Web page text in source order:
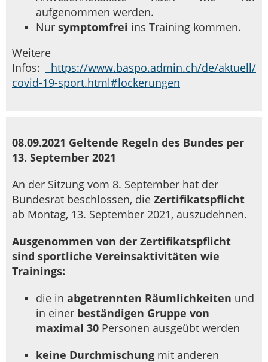
aufgenommen werden.
Nur symptomfrei ins Training kommen.
Weitere
Infos:
https://www.baspo.admin.ch/de/aktuell/
covid-19-sport.html#lockerungen
08.09.2021 Geltende Regeln des Bundes per
13. September 2021
An der Sitzung vom 8. September hat der
Bundesrat beschlossen, die Zertifikatspflicht
ab Montag, 13. September 2021, auszudehnen.
Ausgenommen von der Zertifikatspflicht
sind sportliche Vereinsaktivitäten wie
Trainings:
die in abgetrennten Räumlichkeiten und
in einer beständigen Gruppe von
maximal 30 Personen ausgeübt werden
keine Durchmischung mit anderen